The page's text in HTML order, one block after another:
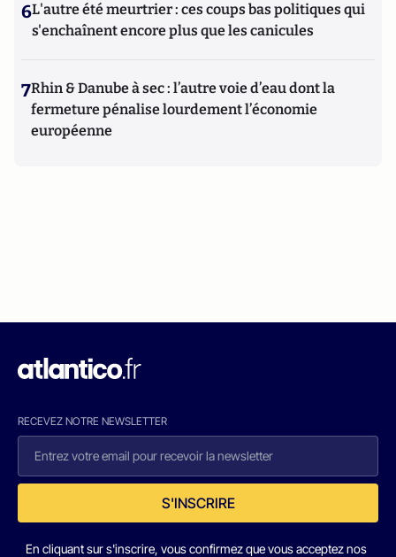
6L'autre été meurtrier : ces coups bas politiques qui
s'enchaînent encore plus que les canicules
7Rhin & Danube à sec : l’autre voie d’eau dont la
fermeture pénalise lourdement l’économie
européenne
RECEVEZ NOTRE NEWSLETTER
S'INSCRIRE
En cliquant sur s'inscrire, vous confirmez que vous acceptez nos